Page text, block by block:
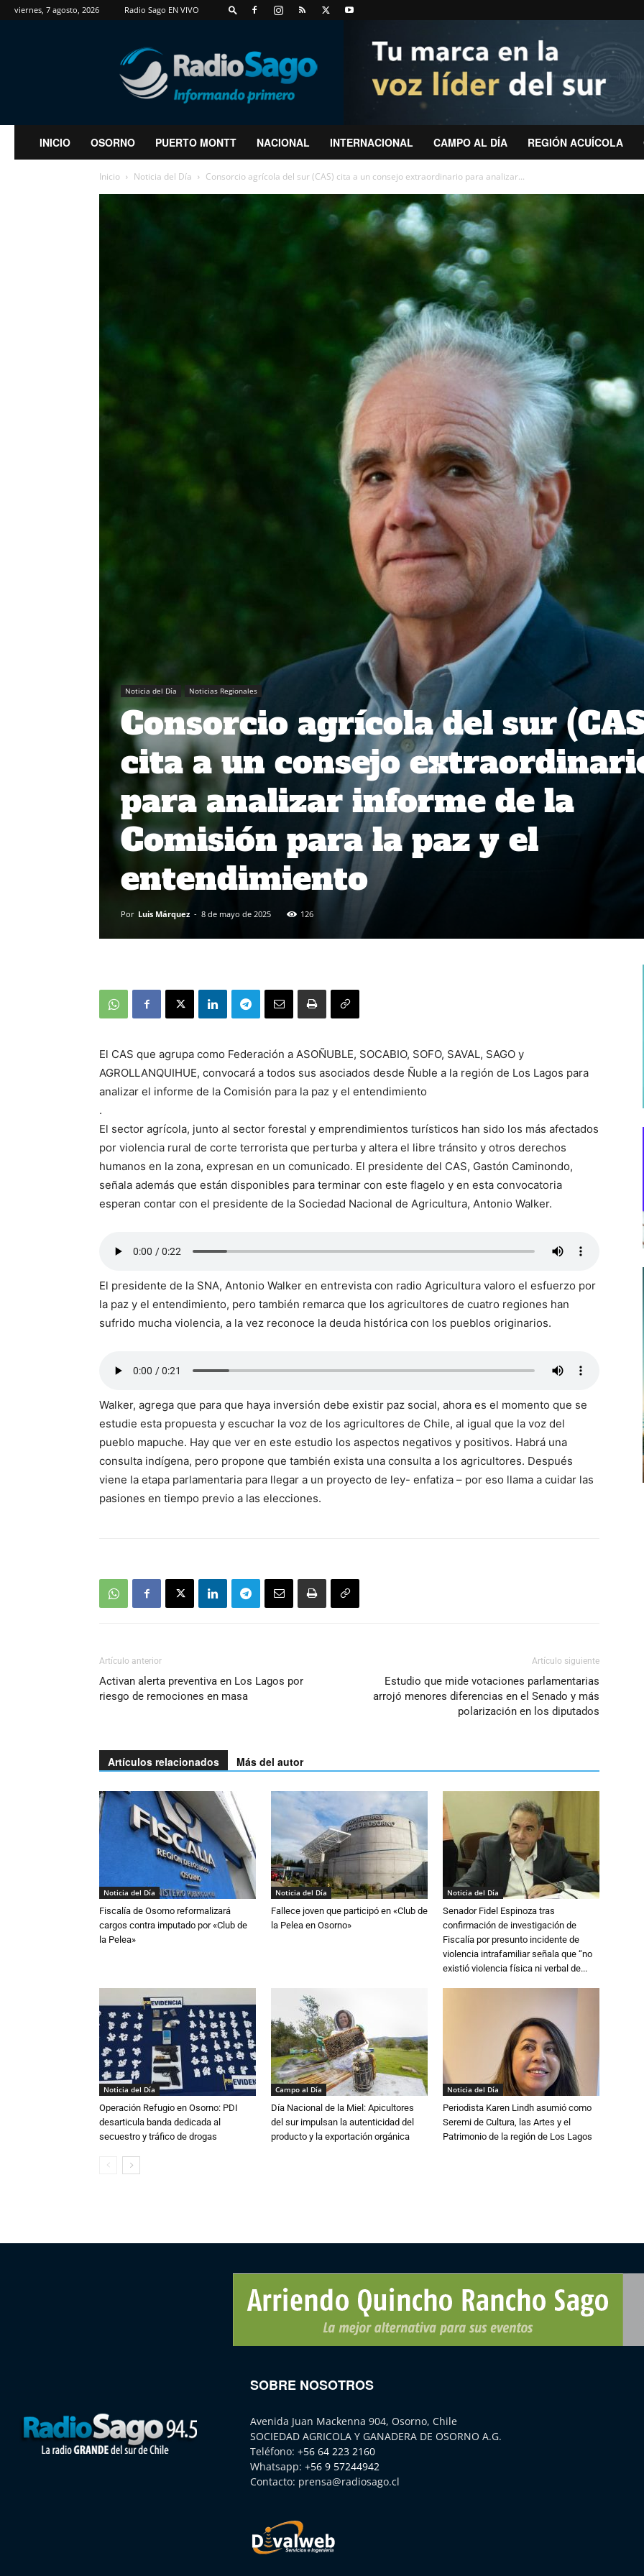
viernes, 7 agosto, 2026 Radio Sago EN VIVO
RadioSago
INICIO OSORNO PUERTO MONTT NACIONAL INTERNACIONAL CAMPO AL DÍA REGIÓN ACUÍCOLA
Inicio Noticia del Día Consorcio agrícola del sur (CAS) cita a un consejo extraordinario para analizar...
Noticia del Día Noticias Regionales
Consorcio agrícola del sur
cita a un consejo
para analizar informe de la
Comisión para la paz y el
entendimiento
Por Luis Márquez - 8 de mayo de 2025 126
El CAS que agrupa como Federación a ASOÑUBLE, SOCABIO, SOFO, SAVAL, SAGO y
AGROLLANQUIHUE, convocará a todos sus asociados desde Ñuble a la región de Los Lagos para
analizar el informe de la Comisión para la paz y el entendimiento
.
El sector agrícola, junto al sector forestal y emprendimientos turísticos han sido los más afectados
por violencia rural de corte terrorista que perturba y altera el libre tránsito y otros derechos
humanos en la zona, expresan en un comunicado. El presidente del CAS, Gastón Caminondo,
señala además que están disponibles para terminar con este flagelo y en esta convocatoria
esperan contar con el presidente de la Sociedad Nacional de Agricultura, Antonio Walker.
El presidente de la SNA, Antonio Walker en entrevista con radio Agricultura valoro el esfuerzo por
la paz y el entendimiento, pero también remarca que los agricultores de cuatro regiones han
sufrido mucha violencia, a la vez reconoce la deuda histórica con los pueblos originarios.
Walker, agrega que para que haya inversión debe existir paz social, ahora es el momento que se
estudie esta propuesta y escuchar la voz de los agricultores de Chile, al igual que la voz del
pueblo mapuche. Hay que ver en este estudio los aspectos negativos y positivos. Habrá una
consulta indígena, pero propone que también exista una consulta a los agricultores. Después
viene la etapa parlamentaria para llegar a un proyecto de ley- enfatiza – por eso llama a cuidar las
pasiones en tiempo previo a las elecciones.
Artículo anterior
Activan alerta preventiva en Los Lagos por
riesgo de remociones en masa
Artículo siguiente
Estudio que mide votaciones parlamentarias
arrojó menores diferencias en el Senado y más
polarización en los diputados
Artículos relacionados Más del autor
Noticia del Día
Fiscalía de Osorno reformalizará
cargos contra imputado por «Club de
la Pelea»
Noticia del Día
Fallece joven que participó en «Club de
la Pelea en Osorno»
Noticia del Día
Senador Fidel Espinoza tras
confirmación de investigación de
Fiscalía por presunto incidente de
violencia intrafamiliar señala que “no
existió violencia física ni verbal de...
Noticia del Día
Operación Refugio en Osorno: PDI
desarticula banda dedicada al
secuestro y tráfico de drogas
Campo al Día
Día Nacional de la Miel: Apicultores
del sur impulsan la autenticidad del
producto y la exportación orgánica
Noticia del Día
Periodista Karen Lindh asumió como
Seremi de Cultura, las Artes y el
Patrimonio de la región de Los Lagos
SOBRE NOSOTROS
Avenida Juan Mackenna 904, Osorno, Chile
SOCIEDAD AGRICOLA Y GANADERA DE OSORNO A.G.
Teléfono: +56 64 223 2160
Whatsapp: +56 9 57244942
Contacto: prensa@radiosago.cl